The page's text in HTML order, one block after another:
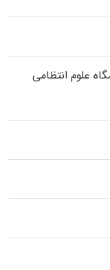
ﻋﻠﻮم انتظامی